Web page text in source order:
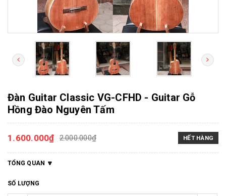
Đàn Guitar Classic VG-CFHD - Guitar Gỗ
Hồng Đào Nguyên Tấm
1.600.000₫ 2.000.000₫ HẾT HÀNG
TỔNG QUAN
SỐ LƯỢNG